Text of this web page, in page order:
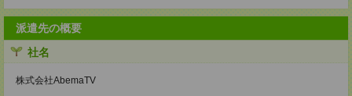
派遣先の概要
社名
株式会社AbemaTV